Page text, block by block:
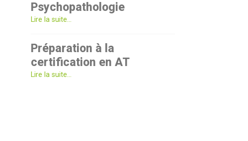
Psychopathologie
Lire la suite...
Préparation à la
certification en AT
Lire la suite...